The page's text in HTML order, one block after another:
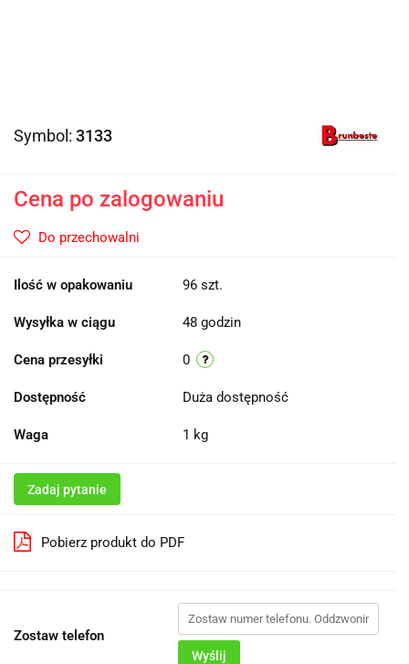
Symbol: 3133
Cena po zalogowaniu
Do przechowalni
Ilość w opakowaniu 96 szt.
Wysyłka w ciągu 48 godzin
Cena przesyłki 0
Dostępność Duża dostępność
Waga 1 kg
Zadaj pytanie
Pobierz produkt do PDF
Zostaw telefon
Wyślij